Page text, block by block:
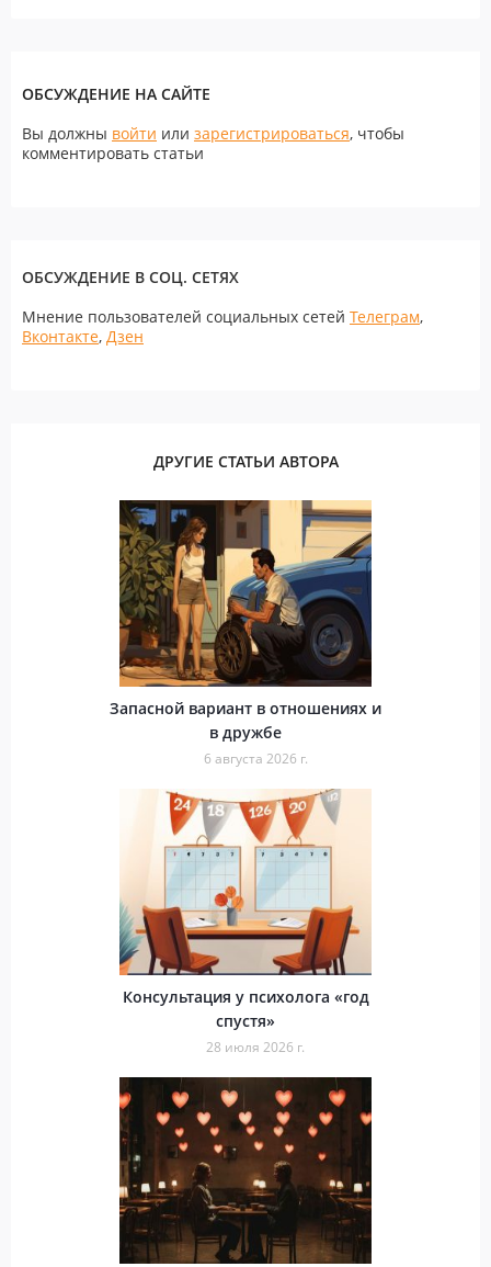
ОБСУЖДЕНИЕ НА САЙТЕ
Вы должны войти или зарегистрироваться, чтобы
комментировать статьи
ОБСУЖДЕНИЕ В СОЦ. СЕТЯХ
Мнение пользователей социальных сетей Телеграм,
Вконтакте, Дзен
ДРУГИЕ СТАТЬИ АВТОРА
Запасной вариант в отношениях и
в дружбе
6 августа 2026 г.
Консультация у психолога «год
спустя»
28 июля 2026 г.